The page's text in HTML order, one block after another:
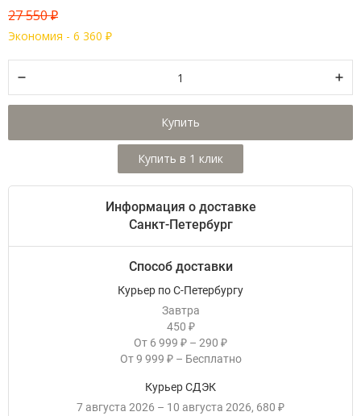
27 550₽
Экономия - 6 360 ₽
Купить
Информация о доставке
Санкт-Петербург
Способ доставки
Курьер по С-Петербургу
Завтра
450 ₽
От 6 999 ₽ – 290 ₽
От 9 999 ₽ – Бесплатно
Курьер СДЭК
7 августа 2026 – 10 августа 2026 680 ₽